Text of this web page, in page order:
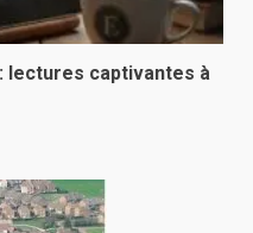
lectures captivantes à